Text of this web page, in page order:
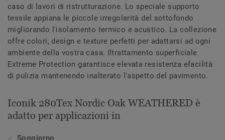
caso di lavori di ristrutturazione. Lo speciale supporto
tessile appiana le piccole irregolarità del sottofondo
migliorando l'isolamento termico e acustico. La collezione
offre colori, design e texture perfetti per adattarsi ad ogni
ambiente della vostra casa. Iltrattamento superficiale
Extreme Protection garantisce elevata resistenza efacilità
di pulizia mantenendo inalterato l'aspetto del pavimento.
Iconik 280Tex Nordic Oak WEATHERED è
adatto per applicazioni in
Soggiorno